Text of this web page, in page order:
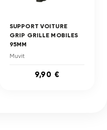
SUPPORT VOITURE
GRIP GRILLE MOBILES
95MM
Muvit
9,90 €